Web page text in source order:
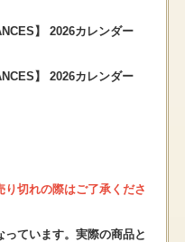
】 2026カレンダー
】 2026カレンダー
切れの際はご了承くださ
ています。実際の商品と